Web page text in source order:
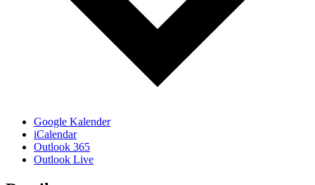
Google Kalender
iCalendar
Outlook 365
Outlook Live